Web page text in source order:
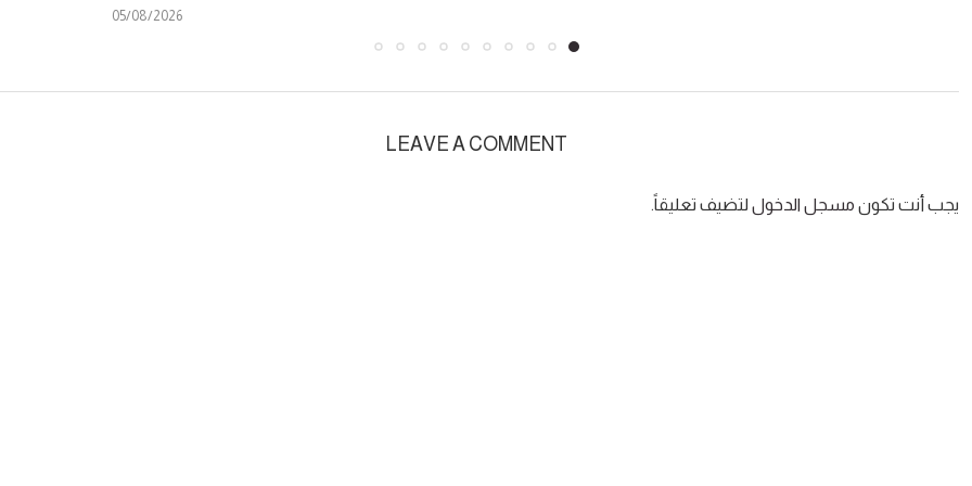
05/08/2026
LEAVE A COMMENT
يجب أنت تكون مسجل الدخول لتضيف تعليقاً.